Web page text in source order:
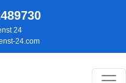
24
24.com